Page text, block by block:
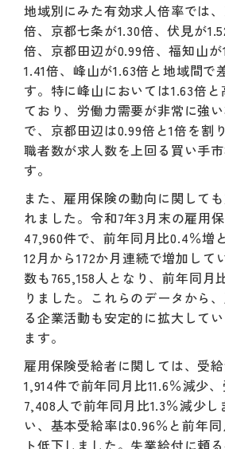
地域別にみた有効求人倍率では
倍、京都七条が1.30倍、伏見が
倍、京都田辺が0.99倍、福知山
1.41倍、峰山が1.63倍と地域間で
す。特に峰山においては1.63倍
ており、労働力需要が非常に強
で、京都田辺は0.99倍と1倍を割
職者数が求人数を上回る買い手
す。
また、雇用保険の動向に関して
れました。令和7年3月末の雇用
47,960件で、前年同月比0.4％増
12月から172か月連続で増加して
数も765,158人となり、前年同月
りました。これらのデータから
る企業活動も安定的に拡大して
ます。
雇用保険受給者に関しては、受
1,914件で前年同月比11.6％減少
7,408人で前年同月比1.3％減少
い、基本受給率は0.96％と前年